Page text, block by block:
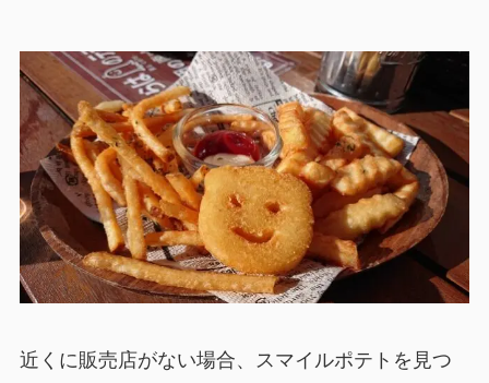
近くに販売店がない場合、スマイルポテトを見つ